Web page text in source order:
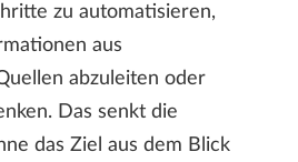
zu automatisieren,
aus
abzuleiten oder
Das senkt die
das Ziel aus dem Blick